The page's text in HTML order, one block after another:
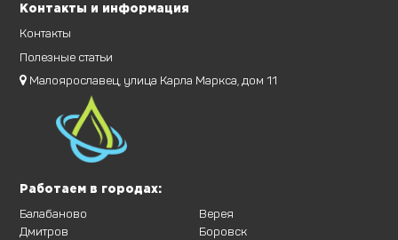
Контакты и информация
Контакты
Полезные статьи
Малоярославец, улица Карла Маркса, дом 11
Работаем в городах:
Балабаново
Дмитров
Верея
Боровск